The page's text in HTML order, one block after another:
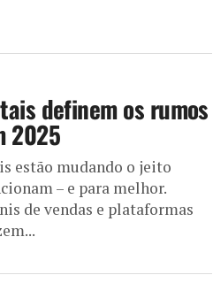
definem os rumos
2025
estão mudando o jeito
– e para melhor.
de vendas e plataformas